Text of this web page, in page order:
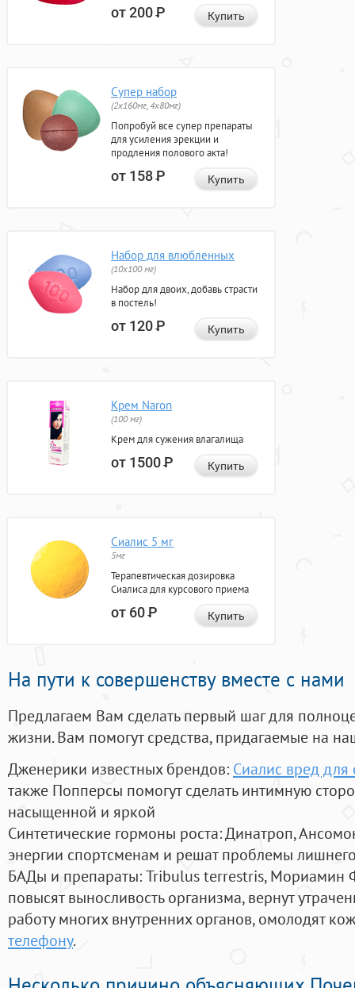
от 200Р Купить
Супер набор
(2х160мг, 4х80мг)
Попробуй все супер препараты
для усиления эрекции и
продления полового акта!
от 158Р Купить
Набор для влюбленных
(10х100 мг)
Набор для двоих, добавь страсти
в постель!
от 120Р Купить
Крем Naron
(100 мг)
Крем для сужения влагалища
от 1500Р Купить
Сиалис 5 мг
5мг
Терапевтическая дозировка
Сиалиса для курсового приема
от 60Р Купить
На пути к совершенству вместе с нами
Предлагаем Вам сделать первый шаг для
жизни. Вам помогут средства, придагаемые на
Дженерики известных брендов: Сиалис вред для
также Попперсы помогут сделать интимную
насыщенной и яркой
Синтетические гормоны роста: Динатроп,
энергии спортсменам и решат проблемы
БАДы и препараты:Tribulus terrestris, Мориамин
повысят выносливость организма, вернут
работу многих внутренних органов, омолодят
телефону.